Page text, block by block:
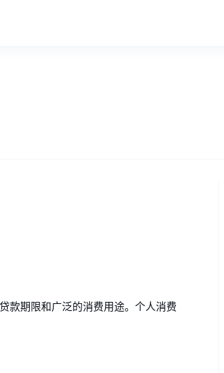
款期限和广泛的消费用途。个人消费